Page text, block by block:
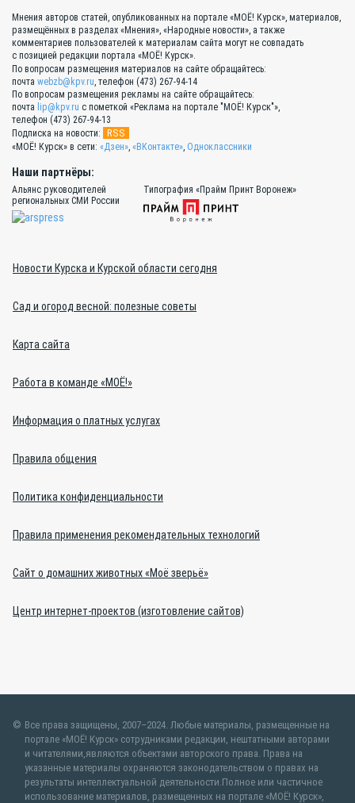
Мнения авторов статей, опубликованных на портале «МОЁ! Курск», материалов,
размещённых в разделах «Мнения», «Народные новости», а также
комментариев пользователей к материалам сайта могут не совпадать
с позицией редакции портала «МОЁ! Курск».
По вопросам размещения материалов на сайте обращайтесь:
почта webzb@kpv.ru, телефон (473) 267-94-14
По вопросам размещения рекламы на сайте обращайтесь:
почта lip@kpv.ru с пометкой «Реклама на портале "МОЁ! Курск"»,
телефон (473) 267-94-13
Подписка на новости:
RSS
«МОЁ! Курск» в сети: «Дзен», «ВКонтакте», Одноклассники
Наши партнёры:
Альянс руководителей
региональных СМИ России
Типография «Прайм Принт Воронеж»
Новости Курска и Курской области сегодня
Сад и огород весной: полезные советы
Карта сайта
Работа в команде «МОЁ!»
Информация о платных услугах
Правила общения
Политика конфиденциальности
Правила применения рекомендательных технологий
Сайт о домашних животных «Моё зверьё»
Центр интернет-проектов (изготовление сайтов)
Все права защищены, 2007–2024. Любые материалы, размещенные на
портале «МОЁ! Курск» сотрудниками редакции, нештатными авторами
и читателями,являются объектами авторского права. Права на
указанные материалы охраняются законодательством о правах на
результаты интеллектуальной деятельности.Полное или частичное
использование материалов, размещенных на портале «МОЁ! Курск»,